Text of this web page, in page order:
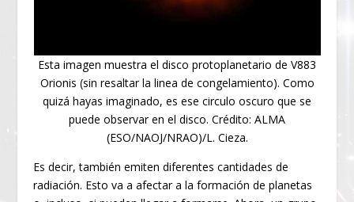
Esta imagen muestra el disco protoplanetario de V883
Orionis (sin resaltar la linea de congelamiento). Como
quizá hayas imaginado, es ese circulo oscuro que se
puede observar en el disco. Crédito: ALMA
(ESO/NAOJ/NRAO)/L. Cieza.
Es decir, también emiten diferentes cantidades de
radiación. Esto va a afectar a la formación de planetas